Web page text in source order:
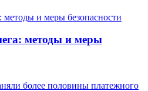
методы и меры